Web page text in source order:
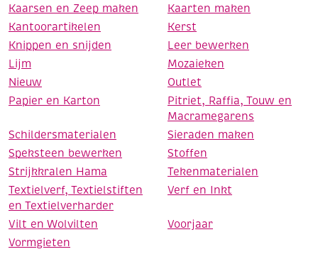
Kaarsen en Zeep maken
Kaarten maken
Kantoorartikelen
Kerst
Knippen en snijden
Leer bewerken
Lijm
Mozaieken
Nieuw
Outlet
Papier en Karton
Pitriet, Raffia, Touw en
Macramegarens
Schildersmaterialen
Sieraden maken
Speksteen bewerken
Stoffen
Strijkkralen Hama
Tekenmaterialen
Textielverf, Textielstiften
en Textielverharder
Verf en Inkt
Vilt en Wolvilten
Voorjaar
Vormgieten